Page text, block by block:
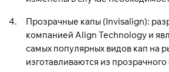
Прозрачные капы (Invisalign):
компанией Align Technology и
самых популярных видов кап на
изготавливаются из